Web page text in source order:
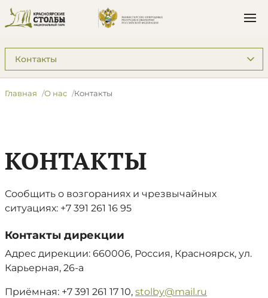
Подразделы: О нас
Главная О нас Контакты
КОНТАКТЫ
Сообщить о возгораниях и чрезвычайных
ситуациях: +7 391 261 16 95
Контакты дирекции
Адрес дирекции: 660006, Россия, Красноярск, ул.
Карьерная, 26-а
Приёмная: +7 391 261 17 10, stolby@mail.ru